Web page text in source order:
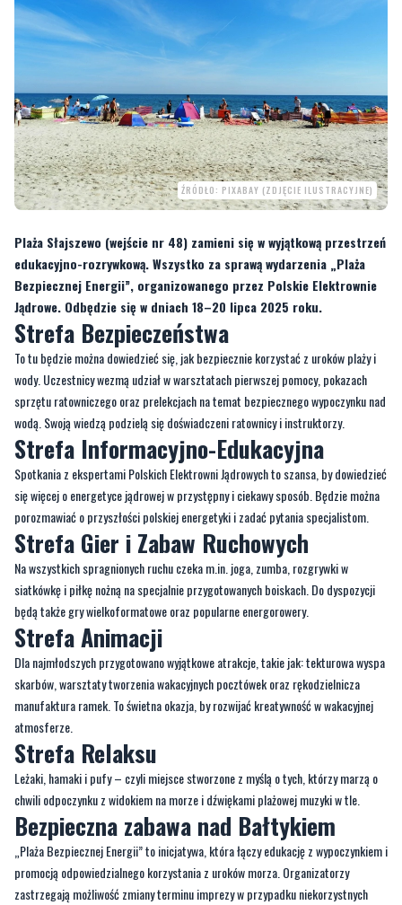
ŹRÓDŁO: PIXABAY (ZDJĘCIE ILUSTRACYJNE)
Plaża Słajszewo (wejście nr 48) zamieni się w wyjątkową przestrzeń
edukacyjno-rozrywkową. Wszystko za sprawą wydarzenia „Plaża
Bezpiecznej Energii”, organizowanego przez Polskie Elektrownie
Jądrowe. Odbędzie się w dniach 18–20 lipca 2025 roku.
Strefa Bezpieczeństwa
To tu będzie można dowiedzieć się, jak bezpiecznie korzystać z uroków plaży i
wody. Uczestnicy wezmą udział w warsztatach pierwszej pomocy, pokazach
sprzętu ratowniczego oraz prelekcjach na temat bezpiecznego wypoczynku nad
wodą. Swoją wiedzą podzielą się doświadczeni ratownicy i instruktorzy.
Strefa Informacyjno-Edukacyjna
Spotkania z ekspertami Polskich Elektrowni Jądrowych to szansa, by dowiedzieć
się więcej o energetyce jądrowej w przystępny i ciekawy sposób. Będzie można
porozmawiać o przyszłości polskiej energetyki i zadać pytania specjalistom.
Strefa Gier i Zabaw Ruchowych
Na wszystkich spragnionych ruchu czeka m.in. joga, zumba, rozgrywki w
siatkówkę i piłkę nożną na specjalnie przygotowanych boiskach. Do dyspozycji
będą także gry wielkoformatowe oraz popularne energorowery.
Strefa Animacji
Dla najmłodszych przygotowano wyjątkowe atrakcje, takie jak: tekturowa wyspa
skarbów, warsztaty tworzenia wakacyjnych pocztówek oraz rękodzielnicza
manufaktura ramek. To świetna okazja, by rozwijać kreatywność w wakacyjnej
atmosferze.
Strefa Relaksu
Leżaki, hamaki i pufy – czyli miejsce stworzone z myślą o tych, którzy marzą o
chwili odpoczynku z widokiem na morze i dźwiękami plażowej muzyki w tle.
Bezpieczna zabawa nad Bałtykiem
„Plaża Bezpiecznej Energii” to inicjatywa, która łączy edukację z wypoczynkiem i
promocją odpowiedzialnego korzystania z uroków morza. Organizatorzy
zastrzegają możliwość zmiany terminu imprezy w przypadku niekorzystnych